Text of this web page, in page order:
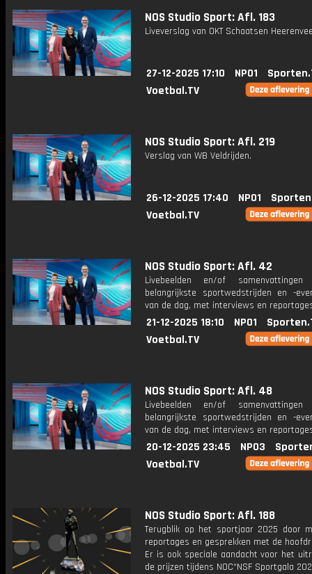
NOS Studio Sport: Afl. 183
Liveverslag van OKT Schaatsen
27-12-2025 17:10 NPO1
Voetbal.TV
NOS Studio Sport: Afl. 219
Verslag van WB Veldrijden.
26-12-2025 17:40 NPO1
Voetbal.TV
NOS Studio Sport: Afl. 42
Livebeelden en/of
belangrijkste sportwedstrijden en -
van de dag, met interviews en
21-12-2025 18:10 NPO1
Voetbal.TV
NOS Studio Sport: Afl. 48
Livebeelden en/of
belangrijkste sportwedstrijden en -
van de dag, met interviews en
20-12-2025 23:45 NPO3
Voetbal.TV
NOS Studio Sport: Afl. 188
Terugblik op het sportjaar 2025 door
reportages en gesprekken met de
Er is ook speciale aandacht voor het
de prijzen tijdens NOC*NSF Sportgala